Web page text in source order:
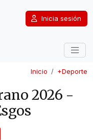
Inicia sesión
Inicio +Deporte
2026 -